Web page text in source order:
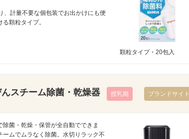
、計量不要な個包装でお出かけにも便
顆粒タイプ。
顆粒タイプ・20包入
スチーム除菌・乾燥器 授乳期 ブランドサイト
除菌・乾燥・保管が全自動でできま
ームでムラなく除菌。水切りラック不